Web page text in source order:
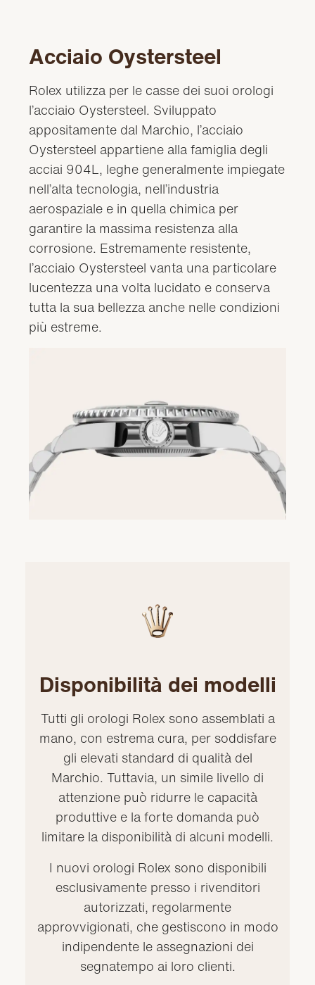
Acciaio Oystersteel
Rolex utilizza per le casse dei suoi orologi
l’acciaio Oystersteel. Sviluppato
appositamente dal Marchio, l’acciaio
Oystersteel appartiene alla famiglia degli
acciai 904L, leghe generalmente impiegate
nell’alta tecnologia, nell’industria
aerospaziale e in quella chimica per
garantire la massima resistenza alla
corrosione. Estremamente resistente,
l’acciaio Oystersteel vanta una particolare
lucentezza una volta lucidato e conserva
tutta la sua bellezza anche nelle condizioni
più estreme.
Disponibilità dei modelli
Tutti gli orologi Rolex sono assemblati a
mano, con estrema cura, per soddisfare
gli elevati standard di qualità del
Marchio. Tuttavia, un simile livello di
attenzione può ridurre le capacità
produttive e la forte domanda può
limitare la disponibilità di alcuni modelli.
I nuovi orologi Rolex sono disponibili
esclusivamente presso i rivenditori
autorizzati, regolarmente
approvvigionati, che gestiscono in modo
indipendente le assegnazioni dei
segnatempo ai loro clienti.